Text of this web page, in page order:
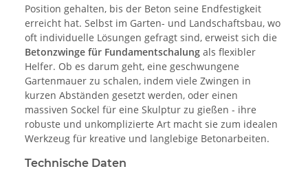
Position gehalten, bis der Beton seine Endfestigkeit
erreicht hat. Selbst im Garten- und Landschaftsbau, wo
oft individuelle Lösungen gefragt sind, erweist sich die
Betonzwinge für Fundamentschalung als flexibler
Helfer. Ob es darum geht, eine geschwungene
Gartenmauer zu schalen, indem viele Zwingen in
kurzen Abständen gesetzt werden, oder einen
massiven Sockel für eine Skulptur zu gießen - ihre
robuste und unkomplizierte Art macht sie zum idealen
Werkzeug für kreative und langlebige Betonarbeiten.
Technische Daten